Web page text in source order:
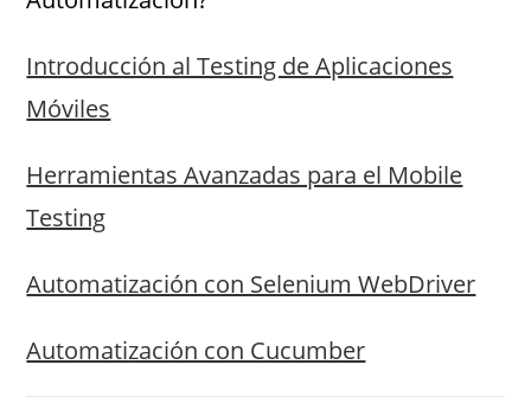
Introducción al Testing de Aplicaciones
Móviles
Herramientas Avanzadas para el Mobile
Testing
Automatización con Selenium WebDriver
Automatización con Cucumber